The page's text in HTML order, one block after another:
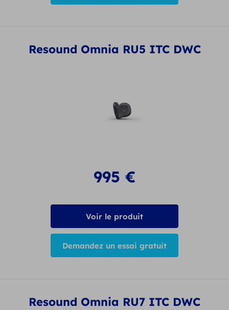
Resound Omnia RU5 ITC DWC
995 €
Voir le produit
Demandez un essai gratuit
Resound Omnia RU7 ITC DWC